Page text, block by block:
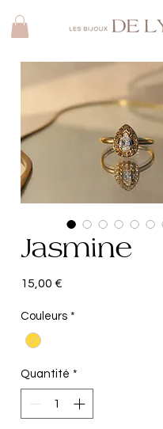
Jasmine
15,00 €
Couleurs *
Quantité *